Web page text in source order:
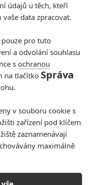
06:00
Lionsgate
obrázků
je beze slov, ale bude
údajů u těch, kteří
data zpracovat.
pouze pro tuto
a odvolání souhlasu
sochranou
na tlačítko Správa
v souboru cookie s
zařízení pod klíčem
zaznamenávají
maximálně